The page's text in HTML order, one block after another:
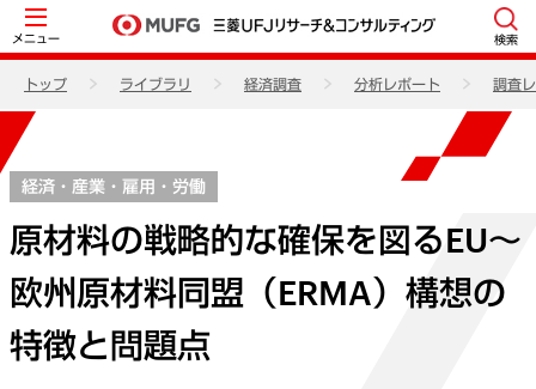
メニュー 検索
トップ ライブラリ 経済調査 分析レポート 調査
経済・産業・雇用・労働
原材料の戦略的な確保を図るEU～
欧州原材料同盟（ERMA）構想の
特徴と問題点